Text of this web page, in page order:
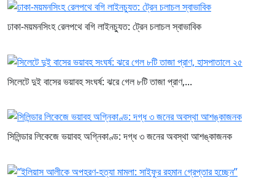
ঢাকা-ময়মনসিংহ রেলপথে বগি লাইনচ্যুত: ট্রেন চলাচল স্বাভাবিক
সিলেটে দুই বাসের ভয়াবহ সংঘর্ষ: ঝরে গেল ৮টি তাজা প্রাণ,...
সিলিন্ডার লিকেজে ভয়াবহ অগ্নিকাণ্ড: দগ্ধ ৩ জনের অবস্থা আশঙ্কাজনক